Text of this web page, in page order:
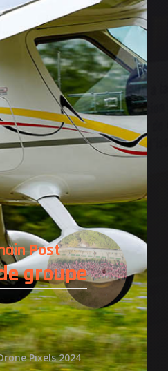
Post
groupe
Pixels 2024